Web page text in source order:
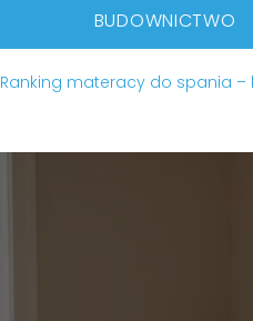
BUDOWNICTWO
Ranking materacy do spania